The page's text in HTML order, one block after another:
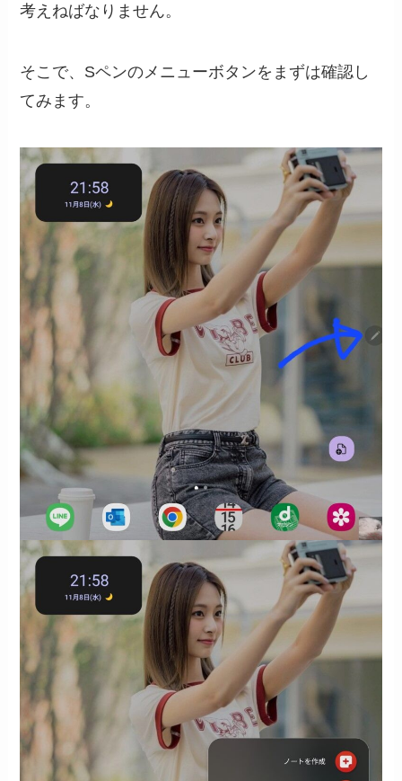
考えねばなりません。
そこで、Sペンのメニューボタンをまずは確認し
てみます。